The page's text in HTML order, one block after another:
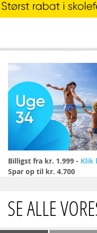
Billigst fra kr. 1.999 - Klik
Spar op til kr. 4.700
SE ALLE